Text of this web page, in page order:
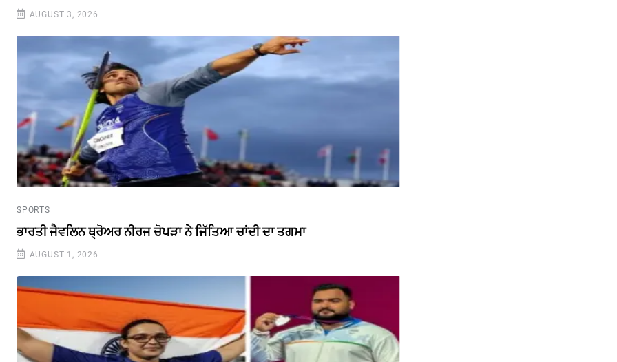
AUGUST 3, 2026
SPORTS
ਭਾਰਤੀ ਜੈਵਲਿਨ ਥ੍ਰੋਅਰ ਨੀਰਜ ਚੋਪੜਾ ਨੇ ਜਿੱਤਿਆ ਚਾਂਦੀ ਦਾ ਤਗਮਾ
AUGUST 1, 2026